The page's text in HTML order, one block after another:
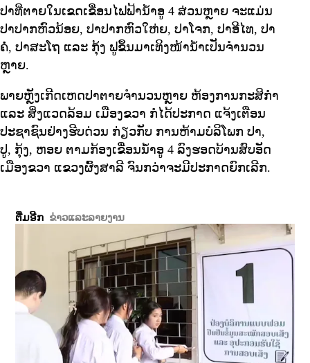
ປາທີ່ຕາຍໃນເຂດເຂື່ອນໄຟຟ້ານ້ຳອູ 4 ສ່ວນຫຼາຍ ຈະແມ່ນ
ປາປາກຫົວນ້ອຍ, ປາປາກຫົວໃຫ່ຍ, ປາໂຈກ, ປາອີໄທ, ປາ
ຄໍ່, ປາສະໂຖ ແລະ ກຸ້ງ ຟູຂຶ້ນມາເທິງໜ້ານໍ້າເປັນຈໍານວນ
ຫຼາຍ.
ພາຍຫຼັງເກີດເຫດປາຕາຍຈຳນວນຫຼາຍ ຫ້ອງການກະສິກຳ
ແລະ ສິ່ງແວດລ້ອມ ເມືອງຂວາ ກໍໄດ້ປະກາດ ແຈ້ງເຕືອນ
ປະຊາຊົນຢ່າງຮີບດ່ວນ ກ່ຽວກັບ ການຫ້າມບໍລິໂພກ ປາ,
ປູ, ກຸ້ງ, ຫອຍ ຕາມກ້ອງເຂື່ອນນ້ຳອູ 4 ລົງຮອດບ້ານສົບອັດ
ເມືອງຂວາ ແຂວງຜົ້ງສາລີ ຈົນກວ່າຈະມີປະກາດຍົກເລີກ.
ຕື່ມອີກ ຂ່າວແລະລາຍງານ